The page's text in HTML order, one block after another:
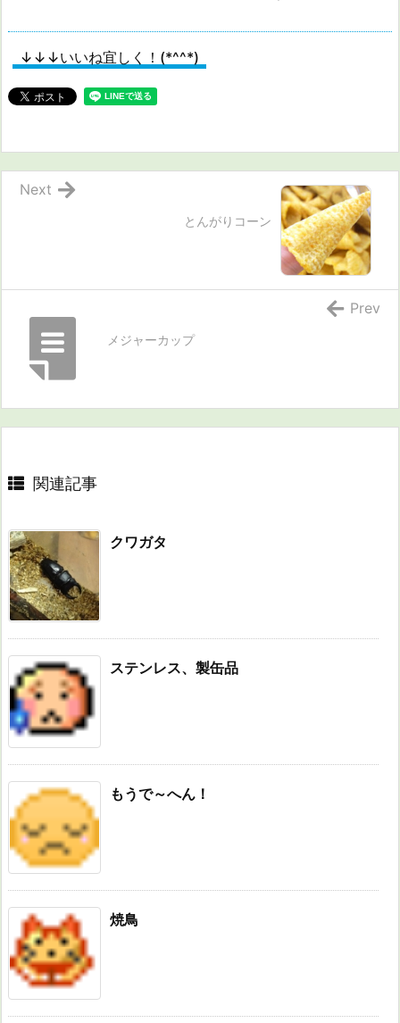
↓↓↓いいね宜しく！(*^^*)
とんがりコーン
Next
メジャーカップ
Prev
関連記事
クワガタ
ステンレス、製缶品
もうで～へん！
焼鳥